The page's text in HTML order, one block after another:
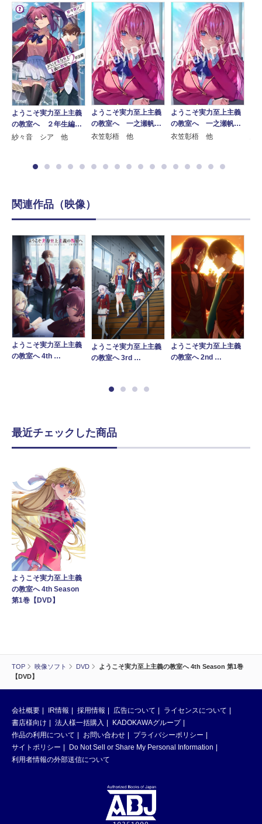
TOP 映像ソフト DVD
ようこそ実力至上主義の教室へ 4th Season 第1巻
【DVD】
ようこそ実力至上主義
の教室へ ２年生編…
紗々音 シア 他
ようこそ実力至上主義
の教室へ 一之瀬帆…
衣笠彰梧 他
ようこそ実力至上主義
の教室へ 一之瀬帆…
衣笠彰梧 他
関連作品（映像）
ようこそ実力至上主義
の教室へ 4th …
ようこそ実力至上主義
の教室へ 3rd …
ようこそ実力至上主義
の教室へ 2nd …
最近チェックした商品
ようこそ実力至上主義
の教室へ 4th Season
第1巻【DVD】
会社概要 IR情報 採用情報 広告について
ライセンスについて
書店様向け
法人様一括購入
KADOKAWAグループ
作品の利用について
お問い合わせ
プライバシーポリシー
サイトポリシー
Do Not Sell or Share My Personal Information
利用者情報の外部送信について